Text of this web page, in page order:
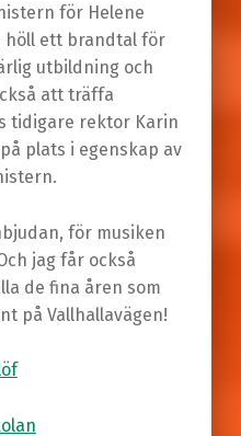
för Helene
höll ett brandtal för
utbildning och
att träffa
tidigare rektor Karin
plats i egenskap av
för musiken
jag får också
de fina åren som
på Vallhallavägen!